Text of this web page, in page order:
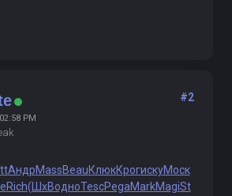
PM
#2
АндрMassBeauКлюкКрогискуМоск
Rich(ШхВодноTescPegaMarkMagiSt